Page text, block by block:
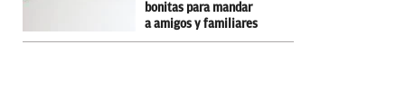
bonitas para mandar
a amigos y familiares